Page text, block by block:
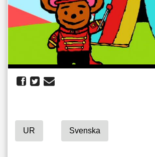
UR Svenska